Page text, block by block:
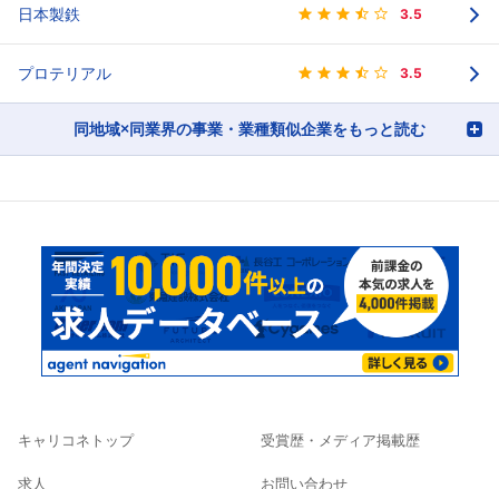
日本製鉄 3.5
プロテリアル 3.5
同地域×同業界の事業・業種類似企業をもっと読む
キャリコネトップ
求人
受賞歴・メディア掲載歴
お問い合わせ